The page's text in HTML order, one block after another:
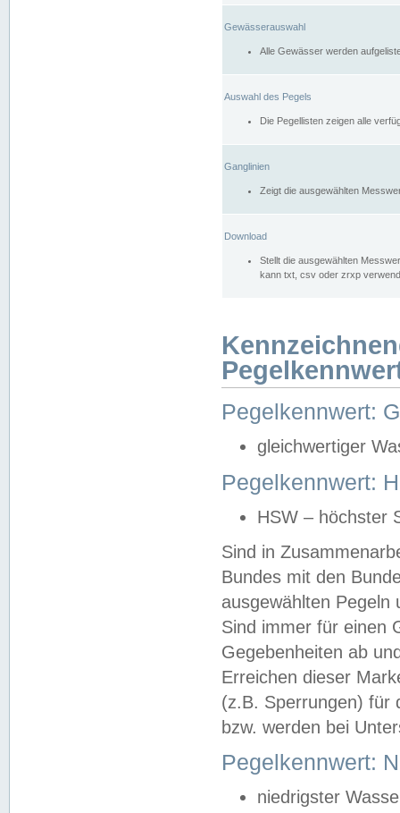
Gewässerauswahl
Alle Gewässer werden
Auswahl des Pegels
Die Pegellisten zeigen alle
Ganglinien
Zeigt die ausgewählten
Download
Stellt die ausgewählten
kann txt, csv oder zrxp
Pegelkennwert:
gleichwertiger
Pegelkennwert:
HSW – höchster
Sind in
Bundes mit den
ausgewählten
Sind immer für einen
Gegebenheiten ab
Erreichen dieser
(z.B. Sperrungen) für
bzw. werden bei
Pegelkennwert:
niedrigster